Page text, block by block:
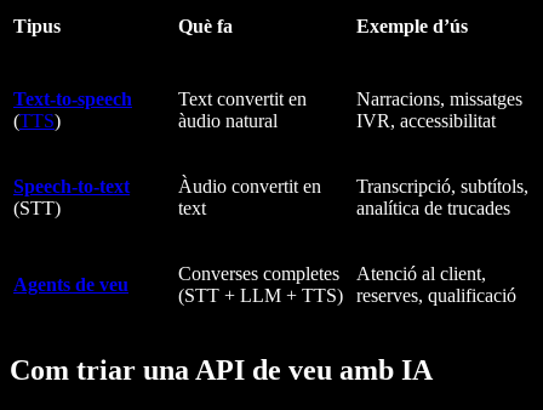
Tipus Què fa Exemple d’ús
Text-to-speech
(TTS)
Text convertit en
àudio natural
Narracions, missatges
IVR, accessibilitat
Speech-to-text
(STT)
Àudio convertit en
text
Transcripció, subtítols,
analítica de trucades
Agents de veu
Converses completes
(STT + LLM + TTS)
Atenció al client,
reserves, qualificació
Com triar una API de veu amb IA